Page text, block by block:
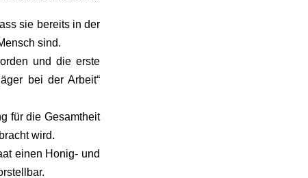
sie bereits in der
sind.
und die erste
bei der Arbeit“
für die Gesamtheit
wird.
einen Honig- und